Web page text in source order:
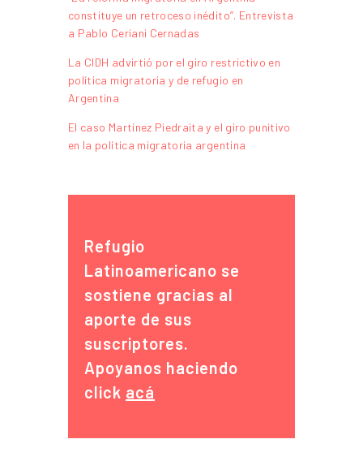
constituye un retroceso inédito”. Entrevista
a Pablo Ceriani Cernadas
La CIDH advirtió por el giro restrictivo en
política migratoria y de refugio en
Argentina
El caso Martínez Piedraita y el giro punitivo
en la política migratoria argentina
Refugio
Latinoamericano se
sostiene gracias al
aporte de sus
suscriptores.
Apoyanos haciendo
click acá